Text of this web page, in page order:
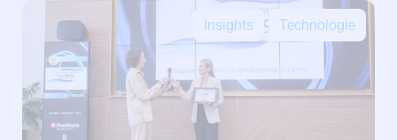
Insights Technologie